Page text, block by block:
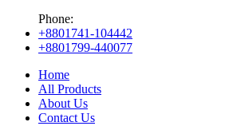
Phone:
+8801741-104442
+8801799-440077
Home
All Products
About Us
Contact Us